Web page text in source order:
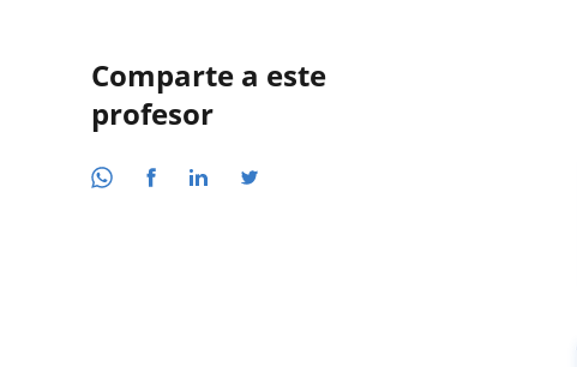
Comparte a este
profesor